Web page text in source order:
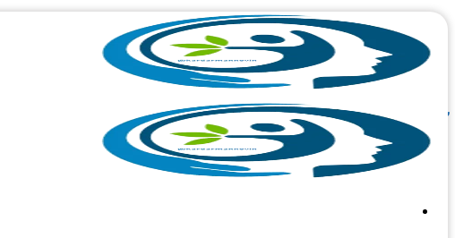
Skip
content
آرشیو برچسب های:گفتاردرمانی